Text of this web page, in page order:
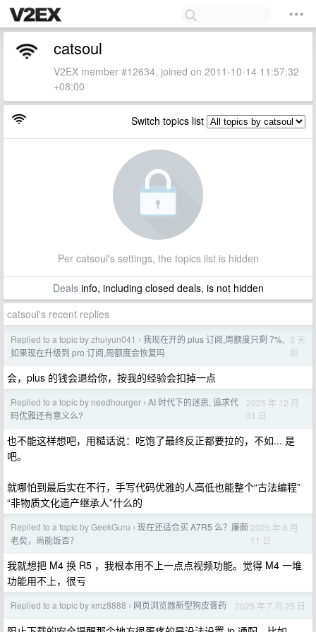
catsoul
V2EX member #12634, joined on 2011-10-14 11:57:32
+08:00
Switch topics list
Per catsoul's settings, the topics list is hidden
Dealsinfo, including closed deals, is not hidden
catsoul's recent replies
Replied to a topic by zhuiyun041 › 我现在开的 plus 订阅,周额度只剩 7%,
如果现在升级到 pro 订阅,周额度会恢复吗
3 天
前
会，plus 的钱会退给你，按我的经验会扣掉一点
Replied to a topic by needhourger › AI 时代下的迷思, 追求代
码优雅还有意义么?
2025 年 12 月
31 日
也不能这样想吧，用糙话说：吃饱了最终反正都要拉的，不如... 是
吧。
就哪怕到最后实在不行，手写代码优雅的人高低也能整个“古法编程”
“非物质文化遗产继承人”什么的
Replied to a topic by GeekGuru › 现在还适合买 A7R5 么？廉颇
老矣，尚能饭否？
2025 年 8 月
11 日
我就想把 M4 换 R5 ，我根本用不上一点点视频功能。觉得 M4 一堆
功能用不上，很亏
Replied to a topic by xmz8888 › 网页浏览器新型狗皮膏药 2025 年 7 月 25 日